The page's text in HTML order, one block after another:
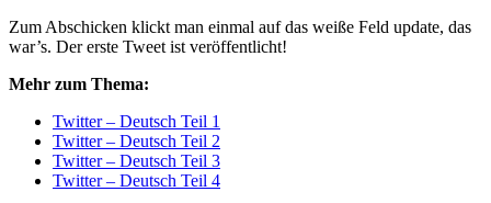
Zum Abschicken klickt man einmal auf das weiße Feld update, das
war’s. Der erste Tweet ist veröffentlicht!
Mehr zum Thema:
Twitter – Deutsch Teil 1
Twitter – Deutsch Teil 2
Twitter – Deutsch Teil 3
Twitter – Deutsch Teil 4